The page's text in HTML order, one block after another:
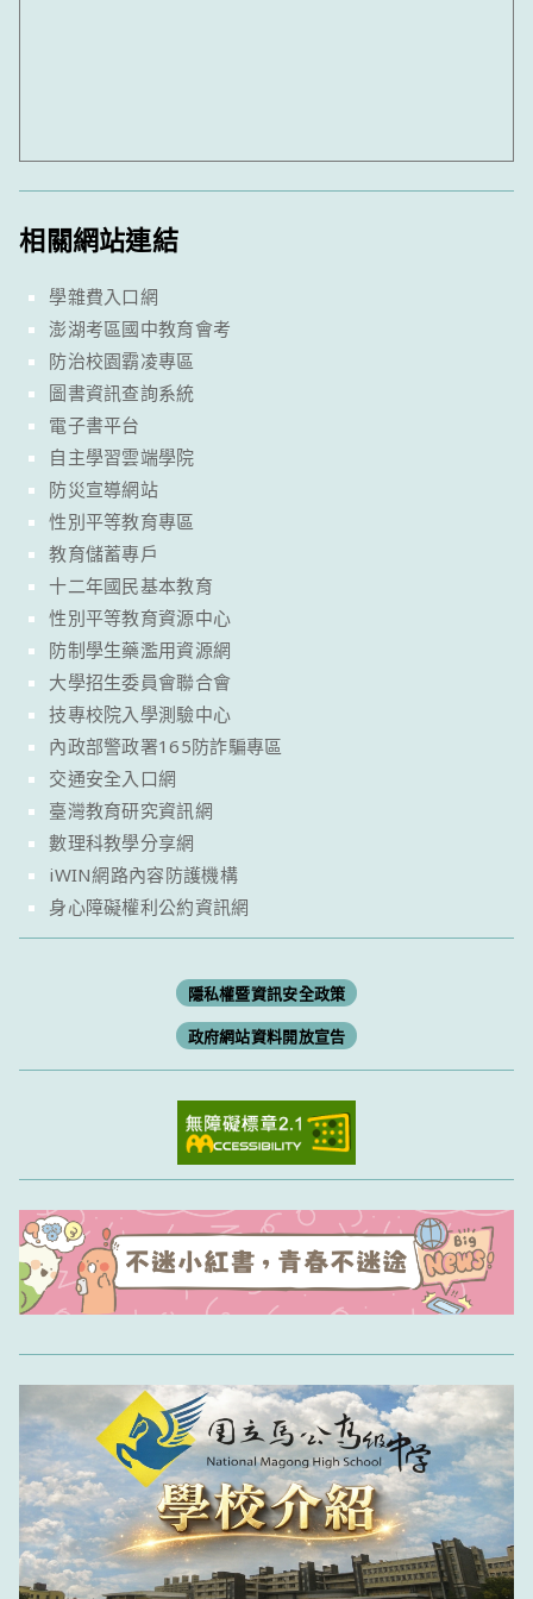
相關網站連結
學雜費入口網
澎湖考區國中教育會考
防治校園霸凌專區
圖書資訊查詢系統
電子書平台
自主學習雲端學院
防災宣導網站
性別平等教育專區
教育儲蓄專戶
十二年國民基本教育
性別平等教育資源中心
防制學生藥濫用資源網
大學招生委員會聯合會
技專校院入學測驗中心
內政部警政署165防詐騙專區
交通安全入口網
臺灣教育研究資訊網
數理科教學分享網
iWIN網路內容防護機構
身心障礙權利公約資訊網
隱私權暨資訊安全政策
政府網站資料開放宣告